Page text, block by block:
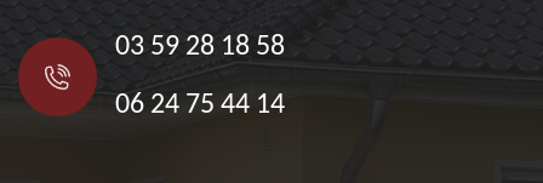
03 59 28 18 58
06 24 75 44 14